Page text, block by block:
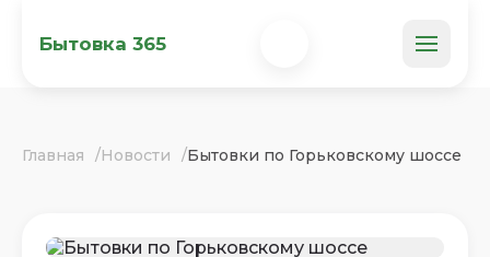
Бытовка 365
Главная Новости Бытовки по Горьковскому шоссе